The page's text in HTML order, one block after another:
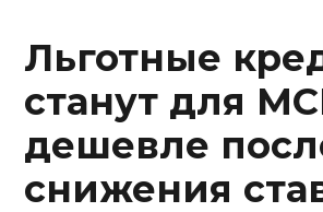
Льготные
станут для
дешевле
снижения